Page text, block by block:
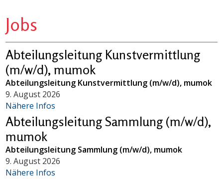
Jobs
Abteilungsleitung Kunstvermittlung
(m/w/d), mumok
Abteilungsleitung Kunstvermittlung (m/w/d), mumok
9. August 2026
Nähere Infos
Abteilungsleitung Sammlung (m/w/d),
mumok
Abteilungsleitung Sammlung (m/w/d), mumok
9. August 2026
Nähere Infos